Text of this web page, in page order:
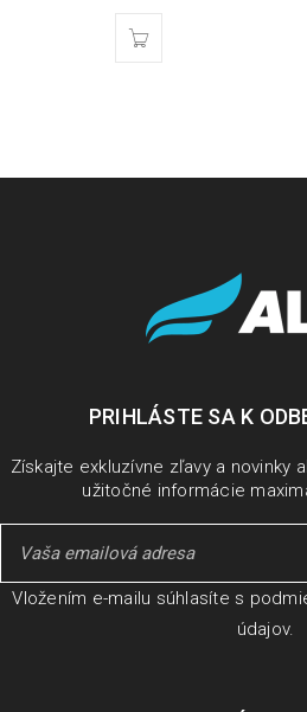
PRIHLÁSTE SA K
Získajte exkluzívne zľavy a novinky
užitočné informácie
Vložením e-mailu súhlasíte s
údajov.